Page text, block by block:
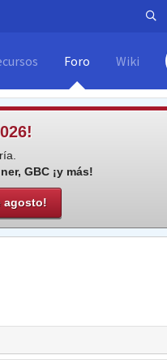
Foro Wiki
GBC ¡y más!
agosto!